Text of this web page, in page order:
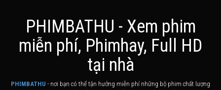
Khuyển Dạ Xoa
PHIMBATHU - Xem phim
miễn phí, Phimhay, Full HD
tại nhà
PHIMBATHU - nơi bạn có thể tận hưởng miễn phí những bộ phim chất lượng